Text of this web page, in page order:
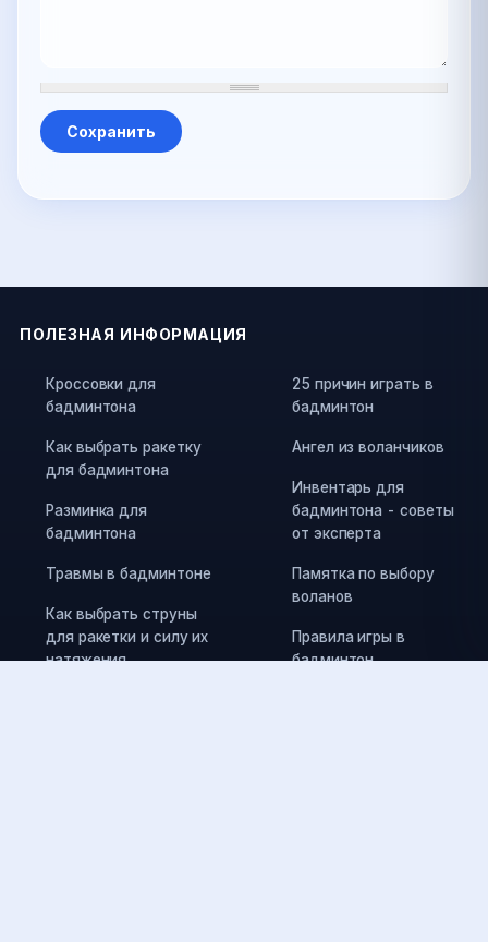
ПОЛЕЗНАЯ ИНФОРМАЦИЯ
Кроссовки для
бадминтона
Как выбрать ракетку
для бадминтона
Разминка для
бадминтона
Травмы в бадминтоне
Как выбрать струны
для ракетки и силу их
натяжения
25 причин играть в
бадминтон
Ангел из воланчиков
Инвентарь для
бадминтона - советы
от эксперта
Памятка по выбору
воланов
Правила игры в
бадминтон